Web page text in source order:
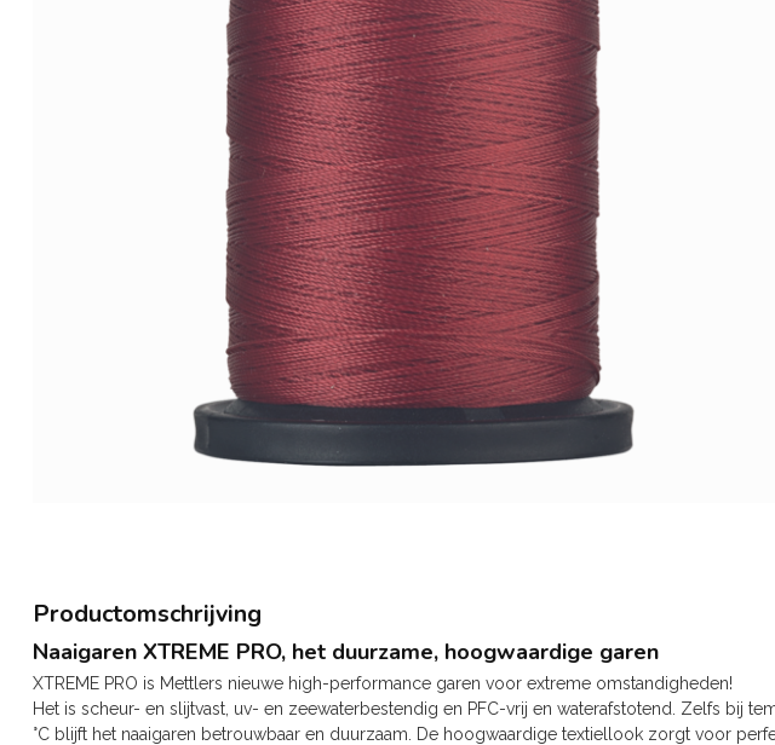
Productomschrijving
Naaigaren XTREME PRO, het duurzame, hoogwaardige garen
XTREME PRO is Mettlers nieuwe high-performance garen voor extreme omstandigheden!
Het is scheur- en slijtvast, uv- en zeewaterbestendig en PFC-vrij en waterafstotend. Zelfs bij
°C blijft het naaigaren betrouwbaar en duurzaam. De hoogwaardige textiellook zorgt voor